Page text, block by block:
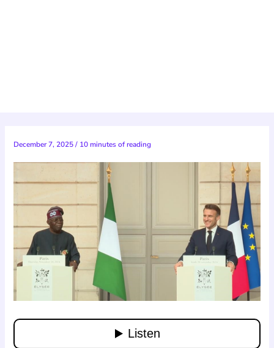
December 7, 2025/ 10 minutes of reading